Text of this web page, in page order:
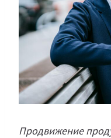
Продвижение